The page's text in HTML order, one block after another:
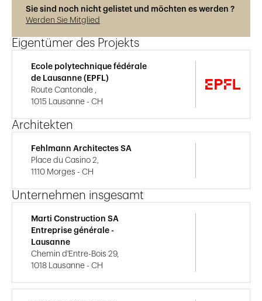
Sie sind noch nicht gelistet und möchten es werden ?
Werden Sie Mitglied
Eigentümer des Projekts
Ecole polytechnique fédérale
de Lausanne (EPFL)
Route Cantonale ,
1015 Lausanne - CH
Architekten
Fehlmann Architectes SA
Place du Casino 2,
1110 Morges - CH
Unternehmen insgesamt
Marti Construction SA
Entreprise générale -
Lausanne
Chemin d'Entre-Bois 29,
1018 Lausanne - CH